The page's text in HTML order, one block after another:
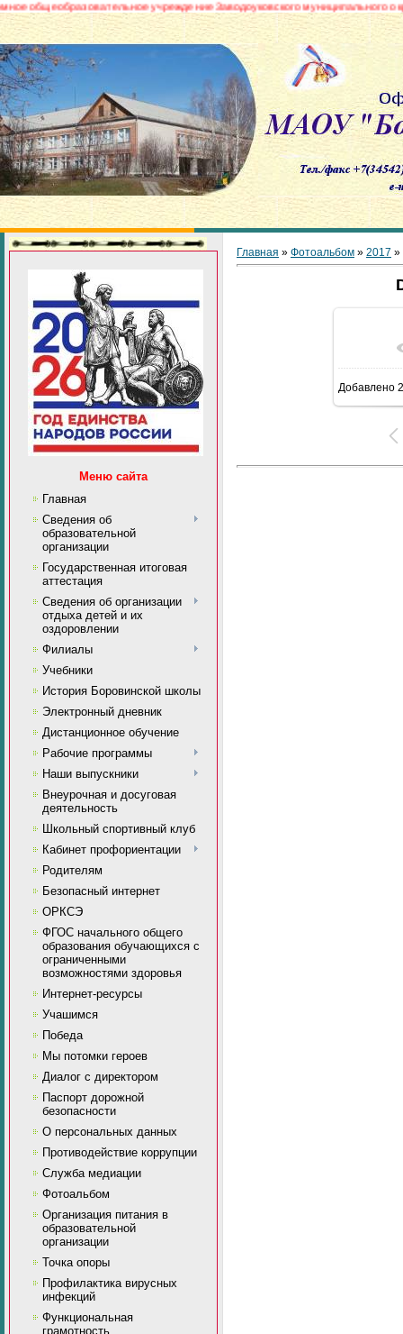
учреждение Заводоуковского муниципального
Меню сайта
Главная
Сведения об
образовательной
организации
Государственная итоговая
аттестация
Сведения об организации
отдыха детей и их
оздоровлении
Филиалы
Учебники
История Боровинской школы
Электронный дневник
Дистанционное обучение
Рабочие программы
Наши выпускники
Внеурочная и досуговая
деятельность
Школьный спортивный клуб
Кабинет профориентации
Родителям
Безопасный интернет
ОРКСЭ
ФГОС начального общего
образования обучающихся с
ограниченными
возможностями здоровья
Интернет-ресурсы
Учашимся
Победа
Мы потомки героев
Диалог с директором
Паспорт дорожной
безопасности
О персональных данных
Противодействие коррупции
Служба медиации
Фотоальбом
Организация питания в
образовательной
организации
Точка опоры
Профилактика вирусных
инфекций
Функциональная
грамотность
Главная » Фотоальбом » 2017 »
В
Добавлено